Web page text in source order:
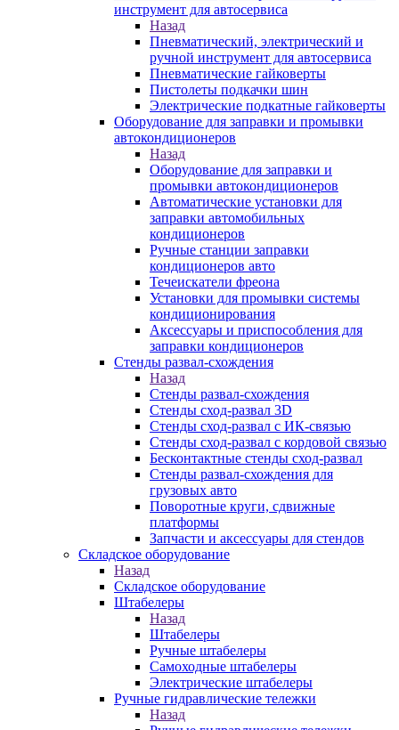
инструмент для автосервиса
Назад
Пневматический, электрический и
ручной инструмент для автосервиса
Пневматические гайковерты
Пистолеты подкачки шин
Электрические подкатные гайковерты
Оборудование для заправки и промывки
автокондиционеров
Назад
Оборудование для заправки и
промывки автокондиционеров
Автоматические установки для
заправки автомобильных
кондиционеров
Ручные станции заправки
кондиционеров авто
Течеискатели фреона
Установки для промывки системы
кондиционирования
Аксессуары и приспособления для
заправки кондиционеров
Стенды развал-схождения
Назад
Стенды развал-схождения
Стенды сход-развал 3D
Стенды сход-развал с ИК-связью
Стенды сход-развал с кордовой связью
Бесконтактные стенды сход-развал
Стенды развал-схождения для
грузовых авто
Поворотные круги, сдвижные
платформы
Запчасти и аксессуары для стендов
Складское оборудование
Назад
Складское оборудование
Штабелеры
Назад
Штабелеры
Ручные штабелеры
Самоходные штабелеры
Электрические штабелеры
Ручные гидравлические тележки
Назад